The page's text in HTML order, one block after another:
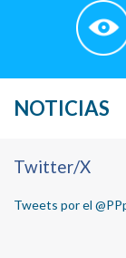
NOTICIAS
Primary
Twitter/X
Tweets por el